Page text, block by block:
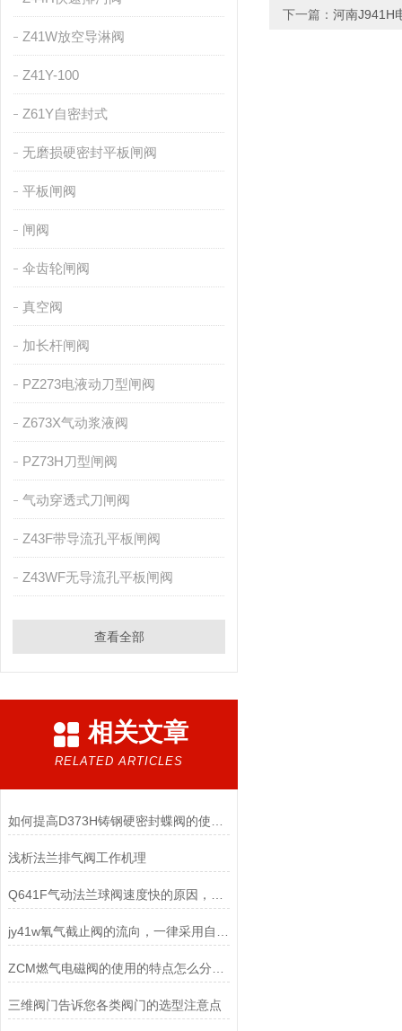
Z41W放空导淋阀
Z41Y-100
Z61Y自密封式
无磨损硬密封平板闸阀
平板闸阀
闸阀
伞齿轮闸阀
真空阀
加长杆闸阀
PZ273电液动刀型闸阀
Z673X气动浆液阀
PZ73H刀型闸阀
气动穿透式刀闸阀
Z43F带导流孔平板闸阀
Z43WF无导流孔平板闸阀
查看全部
相关文章
RELATED ARTICLES
浅析法兰排气阀工作机理
三维阀门告诉您各类阀门的选型注意点
下一篇： 河南J941H